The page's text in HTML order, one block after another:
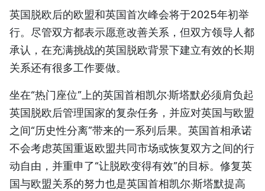
英国脱欧后的欧盟和英国首次峰会将于2025年初举
行。尽管双方都表示愿意改善关系，但双方领导人都
承认，在充满挑战的英国脱欧背景下建立有效的长期
关系还有很多工作要做。
坐在“热门座位”上的英国首相凯尔·斯塔默必须肩负起
英国脱欧后管理国家的复杂任务，并应对英国与欧盟
之间“历史性分离”带来的一系列后果。英国首相承诺
不会考虑英国重返欧盟共同市场或恢复双方之间的行
动自由，并重申了“让脱欧变得有效”的目标。修复英
国与欧盟关系的努力也是英国首相凯尔·斯塔默提高